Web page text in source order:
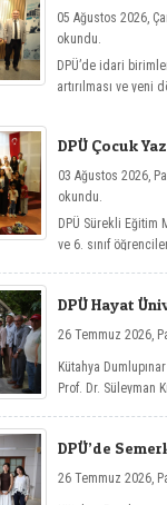
önemli söyleşiye
05 Ağustos 2026,
okundu.
DPÜ’de idari
artırılması ve yeni
DPÜ Çocuk
03 Ağustos 2026,
okundu.
DPÜ Sürekli Eğitim
ve 6. sınıf
değerlendirmelerini
Yaz Atölyeleri
DPÜ Hayat
26 Temmuz 2026,
Kütahya
Prof. Dr. Süleyman
katılarak
DPÜ’de
26 Temmuz 2026,